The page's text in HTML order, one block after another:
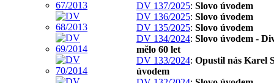
DV 137/2025: Slovo úvodem
DV 136/2025: Slovo úvodem
DV 135/2025: Slovo úvodem
DV 134/2024: Slovo úvodem -
mělo 60 let
DV 133/2024: Opustil nás Karel
úvodem